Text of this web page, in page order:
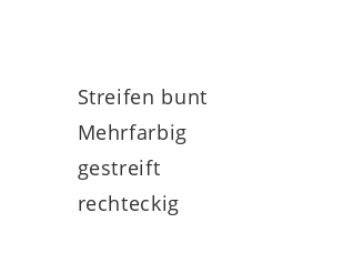
Streifen bunt
Mehrfarbig
gestreift
rechteckig